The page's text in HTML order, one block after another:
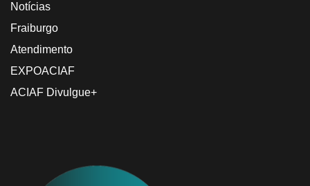
Notícias
Fraiburgo
Atendimento
EXPOACIAF
ACIAF Divulgue+